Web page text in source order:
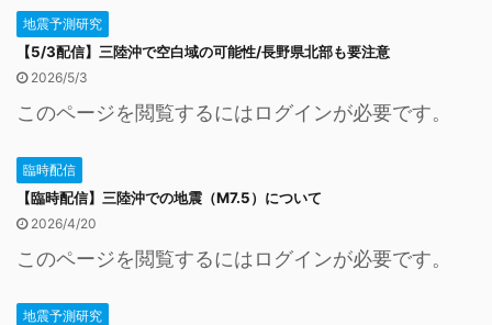
地震予測研究
【5/3配信】三陸沖で空白域の可能性/長野県北部も要注意
2026/5/3
このページを閲覧するにはログインが必要です。
臨時配信
【臨時配信】三陸沖での地震（M7.5）について
2026/4/20
このページを閲覧するにはログインが必要です。
地震予測研究